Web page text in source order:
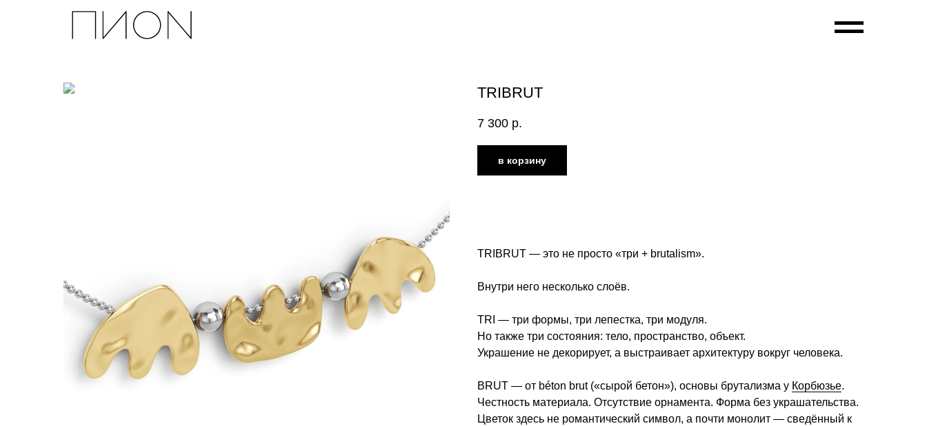
TRIBRUT
7 300 р.
в корзину
TRIBRUT — это не просто «три + brutalism».
Внутри него несколько слоёв.
TRI — три формы, три лепестка, три модуля.
Но также три состояния: тело, пространство, объект.
Украшение не декорирует, а выстраивает архитектуру вокруг человека.
BRUT — от béton brut («сырой бетон»), основы брутализма у Корбюзье.
Честность материала. Отсутствие орнамента. Форма без украшательства.
Цветок здесь не романтический символ, а почти монолит — сведённый к